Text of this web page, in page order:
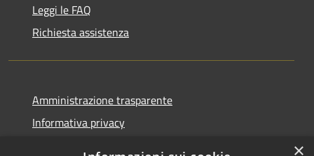
Leggi le FAQ
Richiesta assistenza
Amministrazione trasparente
Informativa privacy
×